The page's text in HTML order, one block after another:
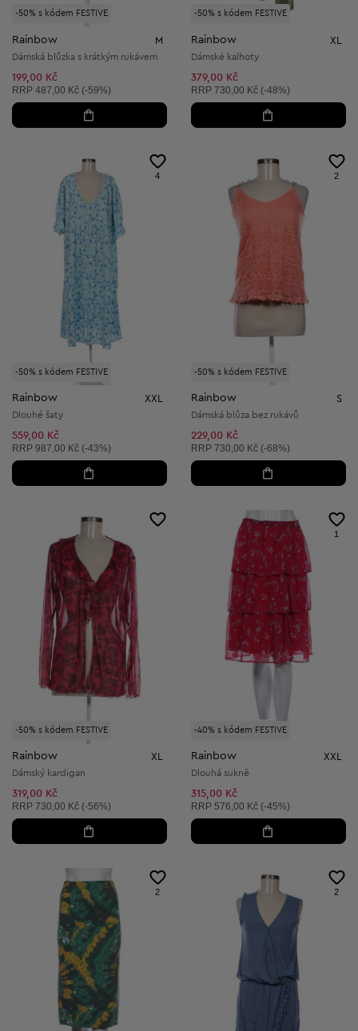
-50% s kódem FESTIVE
Rainbow M
Dámská blůzka s krátkým rukávem
199,00 Kč
Doporučená cena:
RRP 487,00 Kč (-59%)
-50% s kódem FESTIVE
Rainbow XL
Dámské kalhoty
379,00 Kč
Doporučená cena:
RRP 730,00 Kč (-48%)
-50% s kódem FESTIVE
4
Rainbow XXL
Dlouhé šaty
559,00 Kč
Doporučená cena:
RRP 987,00 Kč (-43%)
-50% s kódem FESTIVE
2
Rainbow S
Dámská blůza bez rukávů
229,00 Kč
Doporučená cena:
RRP 730,00 Kč (-68%)
-50% s kódem FESTIVE
Rainbow XL
Dámský kardigan
319,00 Kč
Doporučená cena:
RRP 730,00 Kč (-56%)
-40% s kódem FESTIVE
1
Rainbow XXL
Dlouhá sukně
315,00 Kč
Doporučená cena:
RRP 576,00 Kč (-45%)
2 2